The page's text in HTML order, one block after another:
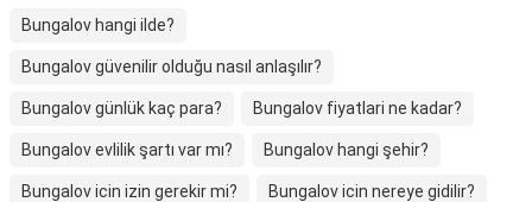
Bungalov hangi ilde?
Bungalov güvenilir olduğu nasıl anlaşılır?
Bungalov günlük kaç para? Bungalov fiyatlari ne kadar?
Bungalov evlilik şartı var mı? Bungalov hangi şehir?
Bungalov icin izin gerekir mi? Bungalov icin nereye gidilir?